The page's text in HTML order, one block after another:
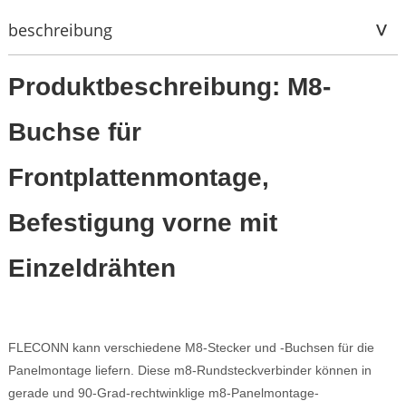
beschreibung
Produktbeschreibung: M8-
Buchse für
Frontplattenmontage,
Befestigung vorne mit
Einzeldrähten
FLECONN kann verschiedene M8-Stecker und -Buchsen für die
Panelmontage liefern. Diese m8-Rundsteckverbinder können in
gerade und 90-Grad-rechtwinklige m8-Panelmontage-